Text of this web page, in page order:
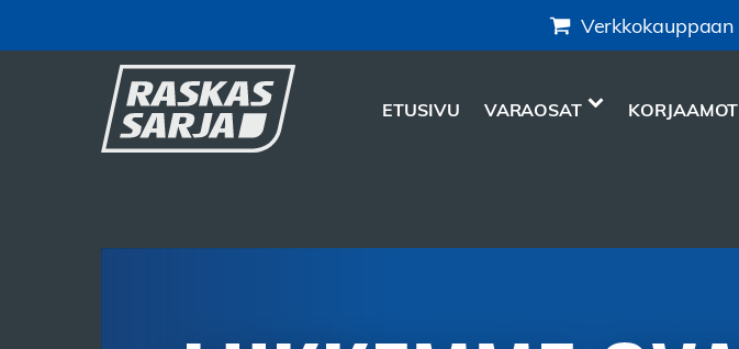
Verkkokauppaan
ETUSIVU VARAOSAT KORJAAMOT